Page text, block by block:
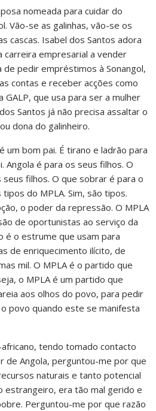
nomeada para cuidar do
Vão-se as galinhas, vão-se os
cascas. Isabel dos Santos adora
carreira empresarial a vender
de pedir empréstimos à Sonangol,
contas e receber acções como
que usa para ser a mulher
Santos já não precisa assaltar o
dona do galinheiro.
um bom pai. É tirano e ladrão para
Angola é para os seus filhos. O
filhos. O que sobrar é para o
do MPLA. Sim, são tipos.
o poder da repressão. O MPLA
de oportunistas ao serviço da
é o estrume que usam para
de enriquecimento ilícito, de
mil. O MPLA é o partido que
o MPLA é um partido que
aos olhos do povo, para pedir
povo quando este se manifesta
tendo tomado contacto
de Angola, perguntou-me por que
naturais e tanto potencial
estrangeiro, era tão mal gerido e
Perguntou-me por que razão